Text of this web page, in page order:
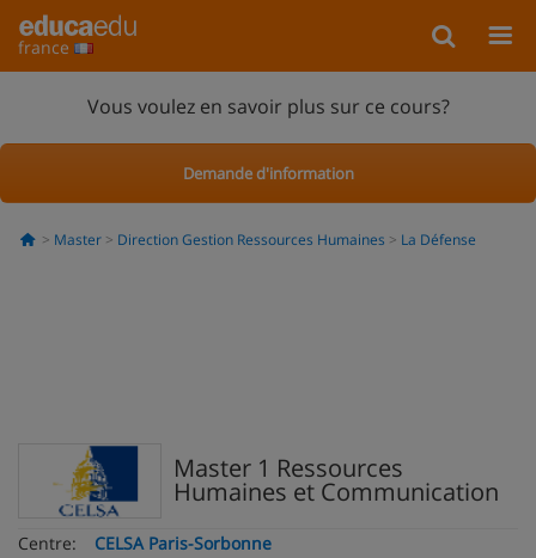
france
Vous voulez en savoir plus sur ce cours?
Demande d'information
Master Direction Gestion Ressources Humaines La Défense
Master 1 Ressources
Humaines et Communication
Centre:
CELSA Paris-Sorbonne